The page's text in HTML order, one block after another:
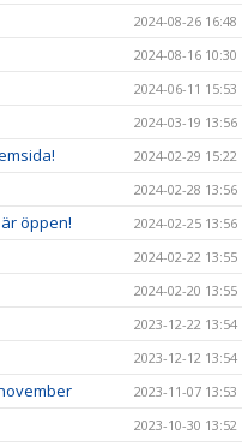
2024-08-26 16:48
2024-08-16 10:30
2024-06-11 15:53
2024-03-19 13:56
2024-02-29 15:22
2024-02-28 13:56
öppen! 2024-02-25 13:56
2024-02-22 13:55
2024-02-20 13:55
2023-12-22 13:54
2023-12-12 13:54
2023-11-07 13:53
2023-10-30 13:52